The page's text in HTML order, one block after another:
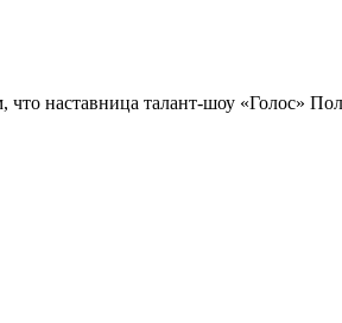
наставница талант-шоу «Голос»